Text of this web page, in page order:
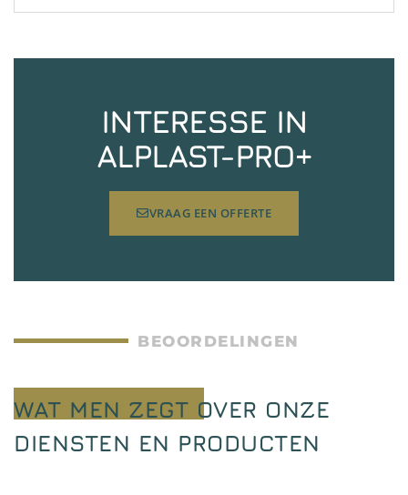
INTERESSE IN
ALPLAST-PRO+
VRAAG EEN OFFERTE
BEOORDELINGEN
WAT MEN ZEGT OVER ONZE
DIENSTEN EN PRODUCTEN